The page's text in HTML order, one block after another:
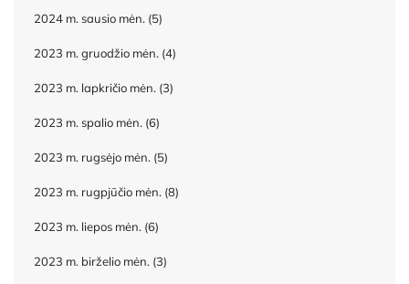
2024 m. sausio mėn. (5)
2023 m. gruodžio mėn. (4)
2023 m. lapkričio mėn. (3)
2023 m. spalio mėn. (6)
2023 m. rugsėjo mėn. (5)
2023 m. rugpjūčio mėn. (8)
2023 m. liepos mėn. (6)
2023 m. birželio mėn. (3)